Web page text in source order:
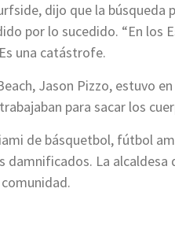
dijo que la
por lo sucedido. “En los
una catástrofe.
Jason Pizzo, estuvo
para sacar los
de básquetbol, fútbol
La alcaldesa